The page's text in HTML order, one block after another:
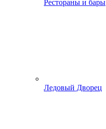
Рестораны и бары
Ледовый Дворец